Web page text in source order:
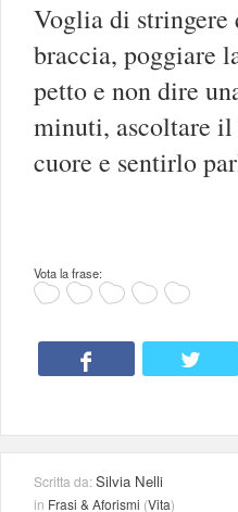
Voglia di stringere
braccia, poggiare
petto e non dire
minuti, ascoltare
cuore e sentirlo
Vota la frase:
Scritta da:Silvia Nelli
in Frasi & Aforismi (Vita)